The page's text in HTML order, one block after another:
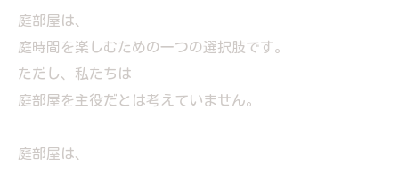
庭部屋は、
庭時間を楽しむための一つの選択肢です。
ただし、私たちは
庭部屋を主役だとは考えていません。
庭部屋は、